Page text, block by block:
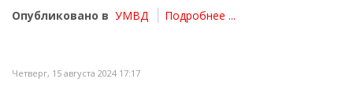
Опубликовано в УМВД Подробнее ...
Четверг, 15 августа 2024 17:17